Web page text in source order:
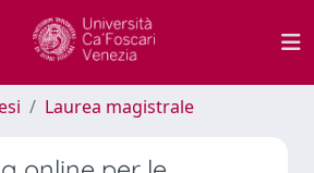
Laurea magistrale